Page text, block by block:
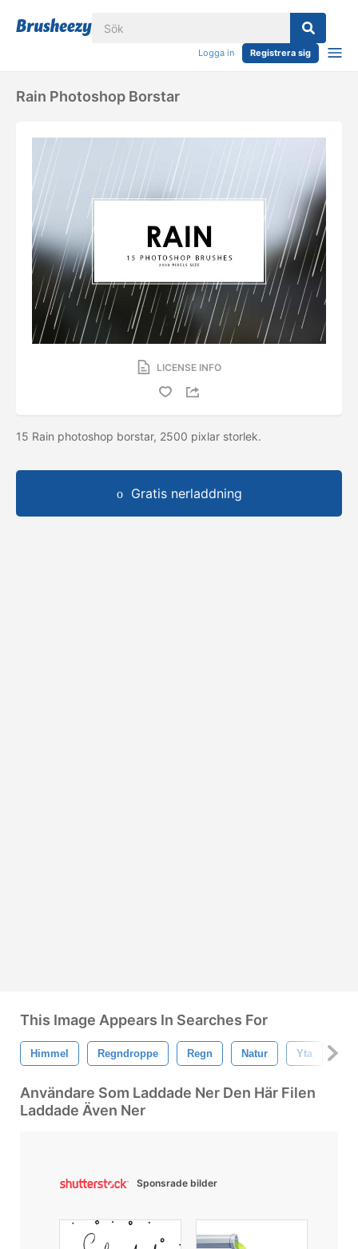
Logga in Registrera sig
Rain Photoshop Borstar
LICENSE INFO
15 Rain photoshop borstar, 2500 pixlar storlek.
Gratis nerladdning
This Image Appears In Searches For
Himmel Regndroppe Regn Natur Yta
Användare Som Laddade Ner Den Här Filen
Laddade Även Ner
Sponsrade bilder